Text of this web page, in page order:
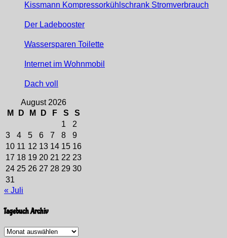
Kissmann Kompressorkühlschrank Stromverbrauch
Der Ladebooster
Wassersparen Toilette
Internet im Wohnmobil
Dach voll
August 2026
M
D M D F S
S
1
2
3
4 5 6 7 8
9
10 11 12 13 14 15 16
17 18 19 20 21 22 23
24 25 26 27 28 29 30
31
« Juli
Tagebuch Archiv
Tagebuch